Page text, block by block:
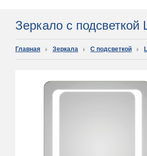
Зеркало с подсветкой
Главная Зеркала С подсветкой